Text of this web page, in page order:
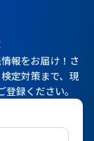
報をお届け！さ
定対策まで、現
録ください。